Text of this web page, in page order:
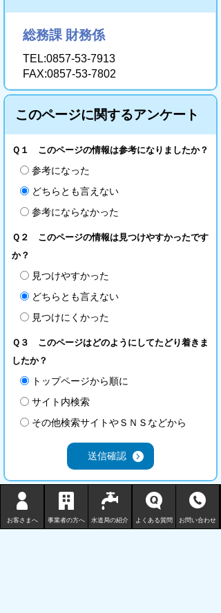
お客さまへ 事業者の方へ 水道局の紹介 よくある質問 お問い合わせ
総務課 財務係
TEL:0857-53-7913
FAX:0857-53-7802
このページに関するアンケート
Ｑ１ このページの情報は参考になりましたか？
参考になった
どちらとも言えない
参考にならなかった
Ｑ２ このページの情報は見つけやすかったです
か？
見つけやすかった
どちらとも言えない
見つけにくかった
Ｑ３ このページはどのようにしてたどり着きま
したか？
トップページから順に
サイト内検索
その他検索サイトやＳＮＳなどから
鳥取市水道局